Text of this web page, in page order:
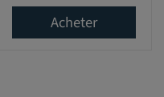
Acheter